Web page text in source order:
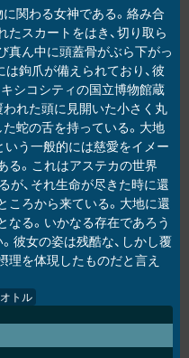
関わる女神である。絡み合
スカートをはき、切り取ら
真ん中に頭蓋骨がぶら下がっ
鉤爪が備えられており、彼
シコシティの国立博物館蔵
れた頭に見開いた小さく丸
蛇の舌を持っている。大地
いう一般的には慈愛をイメー
る。これはアステカの世界
が、それ生命が尽きた時に還
ころから来ている。大地に還
なる。いかなる存在であろう
彼女の姿は残酷な、しかし覆
理を体現したものだと言え
トル